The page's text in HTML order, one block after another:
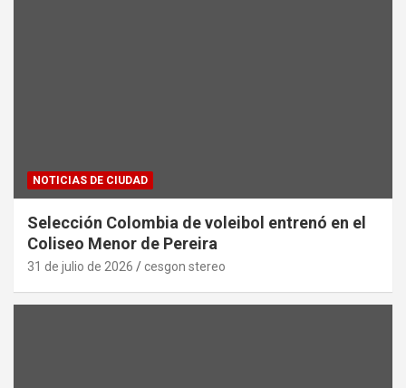
NOTICIAS DE CIUDAD
Selección Colombia de voleibol entrenó en el
Coliseo Menor de Pereira
31 de julio de 2026 cesgon stereo